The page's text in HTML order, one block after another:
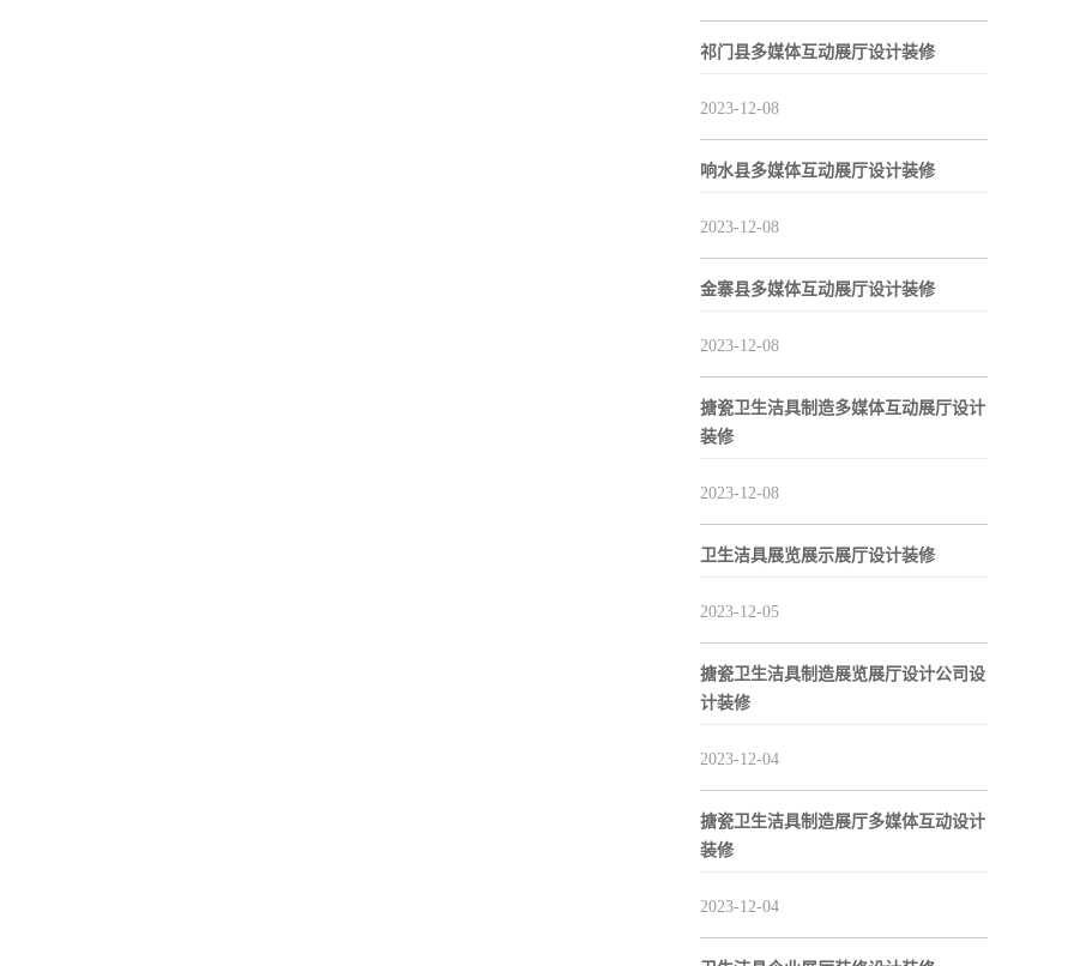
祁门县多媒体互动展厅设计装修
2023-12-08
响水县多媒体互动展厅设计装修
2023-12-08
金寨县多媒体互动展厅设计装修
2023-12-08
搪瓷卫生洁具制造多媒体互动展厅设计
装修
2023-12-08
卫生洁具展览展示展厅设计装修
2023-12-05
搪瓷卫生洁具制造展览展厅设计公司设
计装修
2023-12-04
搪瓷卫生洁具制造展厅多媒体互动设计
装修
2023-12-04